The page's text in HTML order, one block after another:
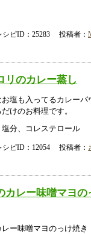
ピID：25283 投稿者：
リのカレー蒸し
塩も入ってるカレーパ
けのお料理です。
分、コレステロール
ピID：12054 投稿者：
カレー味噌マヨの
ー味噌マヨのっけ焼き